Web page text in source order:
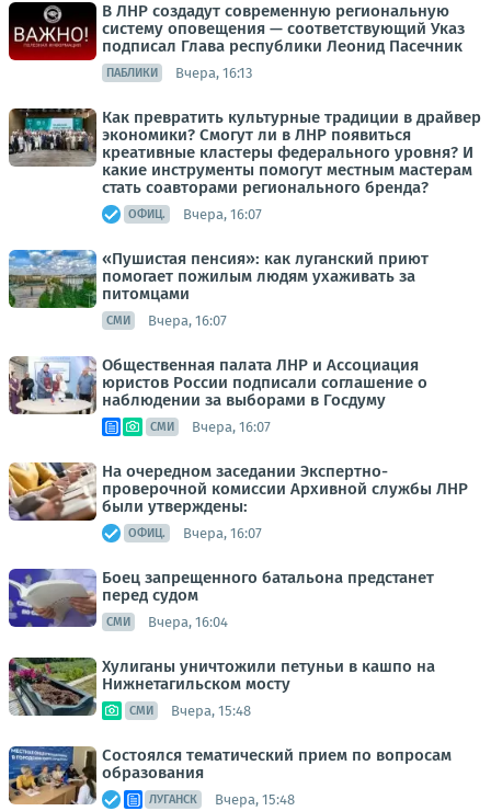
В ЛНР создадут современную региональную
систему оповещения — соответствующий Указ
подписал Глава республики Леонид Пасечник
ПАБЛИКИ Вчера, 16:13
Как превратить культурные традиции в драйвер
экономики? Смогут ли в ЛНР появиться
креативные кластеры федерального уровня? И
какие инструменты помогут местным мастерам
стать соавторами регионального бренда?
ОФИЦ. Вчера, 16:07
«Пушистая пенсия»: как луганский приют
помогает пожилым людям ухаживать за
питомцами
СМИ Вчера, 16:07
Общественная палата ЛНР и Ассоциация
юристов России подписали соглашение о
наблюдении за выборами в Госдуму
СМИ Вчера, 16:07
На очередном заседании Экспертно-
проверочной комиссии Архивной службы ЛНР
были утверждены:
ОФИЦ. Вчера, 16:07
Боец запрещенного батальона предстанет
перед судом
СМИ Вчера, 16:04
Хулиганы уничтожили петуньи в кашпо на
Нижнетагильском мосту
СМИ Вчера, 15:48
Состоялся тематический прием по вопросам
образования
ЛУГАНСК Вчера, 15:48